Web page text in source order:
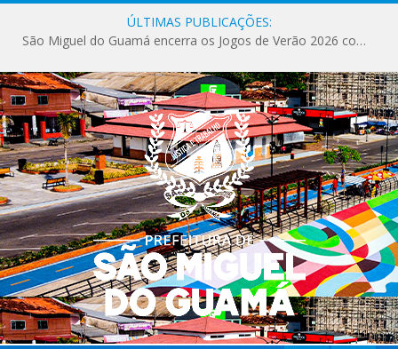
ÚLTIMAS PUBLICAÇÕES:
São Miguel do Guamá encerra os Jogos de Verão 2026 com sucesso de público e competições.